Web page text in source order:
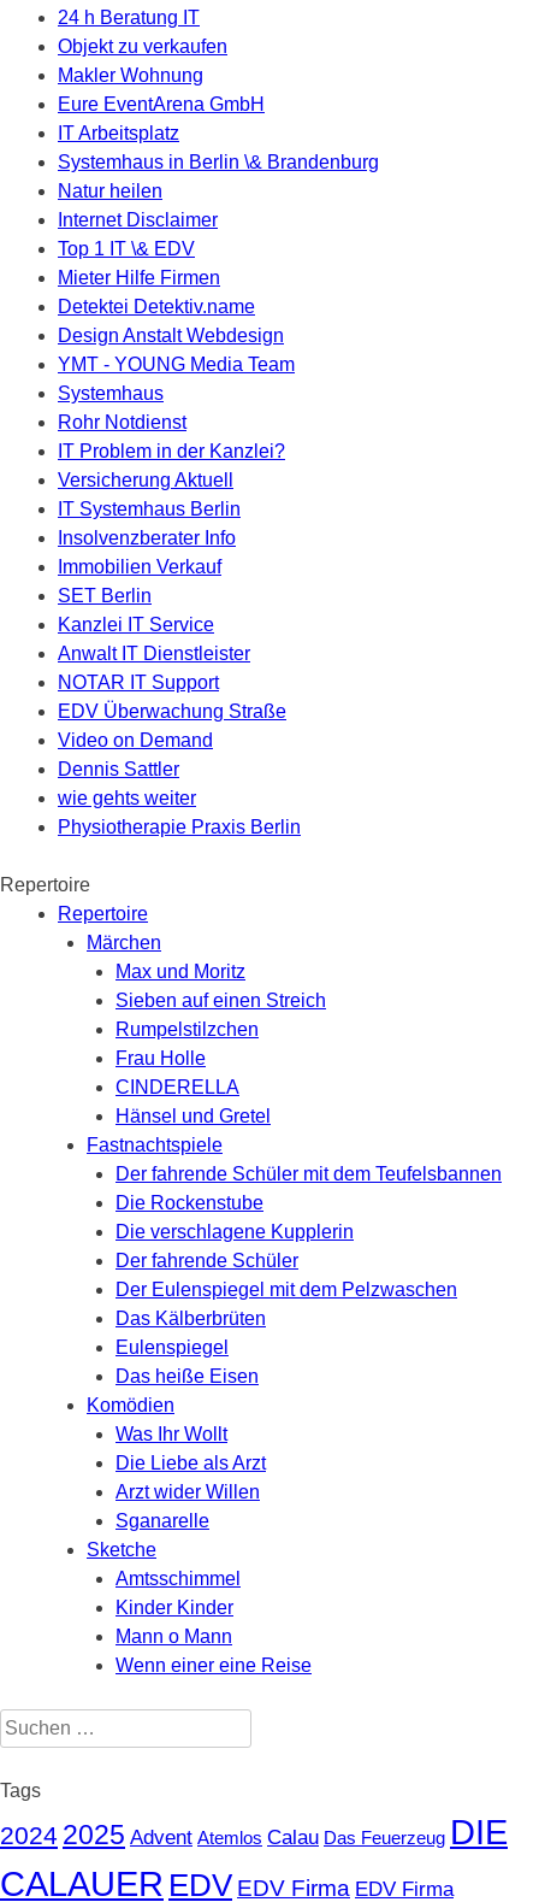
24 h Beratung IT
Objekt zu verkaufen
Makler Wohnung
Eure EventArena GmbH
IT Arbeitsplatz
Systemhaus in Berlin \& Brandenburg
Natur heilen
Internet Disclaimer
Top 1 IT \& EDV
Mieter Hilfe Firmen
Detektei Detektiv.name
Design Anstalt Webdesign
YMT - YOUNG Media Team
Systemhaus
Rohr Notdienst
IT Problem in der Kanzlei?
Versicherung Aktuell
IT Systemhaus Berlin
Insolvenzberater Info
Immobilien Verkauf
SET Berlin
Kanzlei IT Service
Anwalt IT Dienstleister
NOTAR IT Support
EDV Überwachung Straße
Video on Demand
Dennis Sattler
wie gehts weiter
Physiotherapie Praxis Berlin
Repertoire
Repertoire
Märchen
Max und Moritz
Sieben auf einen Streich
Rumpelstilzchen
Frau Holle
CINDERELLA
Hänsel und Gretel
Fastnachtspiele
Der fahrende Schüler mit dem Teufelsbannen
Die Rockenstube
Die verschlagene Kupplerin
Der fahrende Schüler
Der Eulenspiegel mit dem Pelzwaschen
Das Kälberbrüten
Eulenspiegel
Das heiße Eisen
Komödien
Was Ihr Wollt
Die Liebe als Arzt
Arzt wider Willen
Sganarelle
Sketche
Amtsschimmel
Kinder Kinder
Mann o Mann
Wenn einer eine Reise
Suchen
nach:
Tags
2024 2025 Advent Atemlos Calau Das Feuerzeug DIE
CALAUER EDV EDV Firma EDV Firma